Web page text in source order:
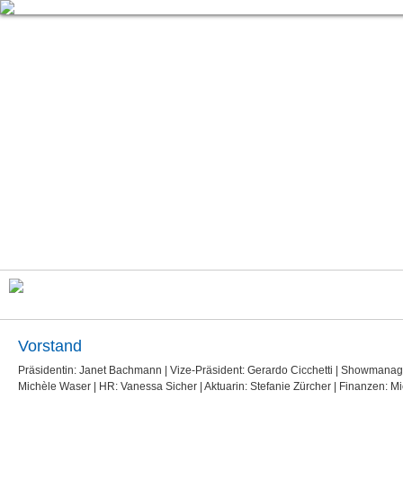
Vorstand
Präsidentin: Janet Bachmann | Vize-Präsident: Gerardo Cicchetti |
Michèle Waser | HR: Vanessa Sicher | Aktuarin: Stefanie Zürcher | Finanzen: